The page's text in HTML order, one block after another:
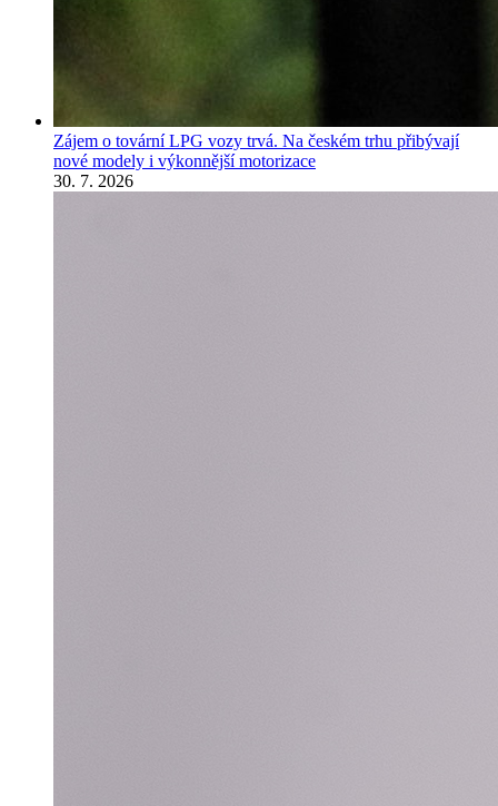
Zájem o tovární LPG vozy trvá. Na českém trhu přibývají
nové modely i výkonnější motorizace
30. 7. 2026